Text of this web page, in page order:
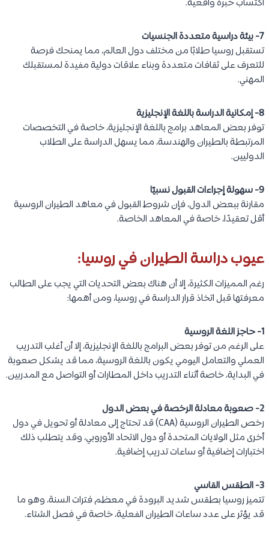
اكتساب خبرة واقعية.
7- بيئة دراسية متعددة الجنسيات
تستقبل روسيا طلابًا من مختلف دول العالم، مما يمنحك فرصة
للتعرف على ثقافات متعددة وبناء علاقات دولية مفيدة لمستقبلك
المهني.
8- إمكانية الدراسة باللغة الإنجليزية
توفر بعض المعاهد برامج باللغة الإنجليزية، خاصة في التخصصات
المرتبطة بالطيران والهندسة، مما يسهل الدراسة على الطلاب
الدوليين.
9- سهولة إجراءات القبول نسبيًا
مقارنة ببعض الدول، فإن شروط القبول في معاهد الطيران الروسية
أقل تعقيدًا، خاصة في المعاهد الخاصة.
عيوب دراسة الطيران في روسيا:
رغم المميزات الكثيرة، إلا أن هناك بعض التحديات التي يجب على الطالب
معرفتها قبل اتخاذ قرار الدراسة في روسيا، ومن أهمها:
1- حاجز اللغة الروسية
على الرغم من توفر بعض البرامج باللغة الإنجليزية، إلا أن أغلب التدريب
العملي والتعامل اليومي يكون باللغة الروسية، مما قد يشكل صعوبة
في البداية، خاصة أثناء التدريب داخل المطارات أو التواصل مع المدربين.
2- صعوبة معادلة الرخصة في بعض الدول
رخص الطيران الروسية (CAA) قد تحتاج إلى معادلة أو تحويل في دول
أخرى مثل الولايات المتحدة أو دول الاتحاد الأوروبي، وقد يتطلب ذلك
اختبارات إضافية أو ساعات تدريب إضافية.
3- الطقس القاسي
تتميز روسيا بطقس شديد البرودة في معظم فترات السنة، وهو ما
قد يؤثر على عدد ساعات الطيران الفعلية، خاصة في فصل الشتاء.